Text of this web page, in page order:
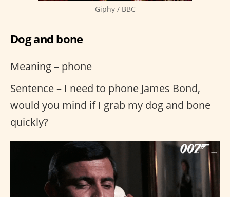
Giphy / BBC
Dog and bone
Meaning – phone
Sentence – I need to phone James Bond,
would you mind if I grab my dog and bone
quickly?